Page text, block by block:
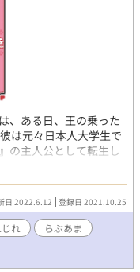
、ある日、王の乗った
は元々日本人大学生で
の主人公として転生し
に王都の城に保護さ
ゲーム、プレイヤーの
える超難易度のシナリ
ゲーム内人気No.1キャ
選択肢一つ一つが重
ハッピーエンドに到達
を攻略することに決
日 2022.6.12 登録日 2021.10.25
じれ
らぶあま